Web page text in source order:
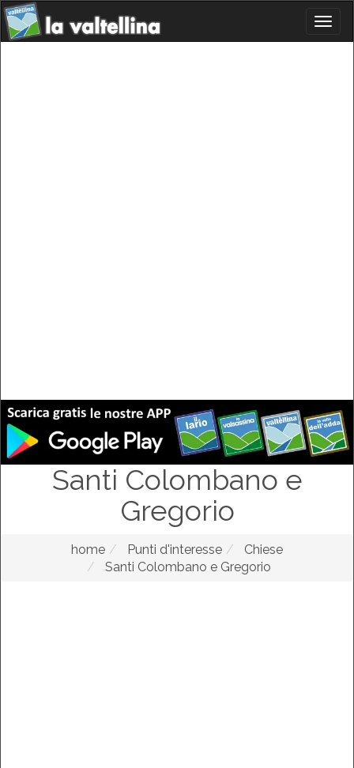
Santi Colombano e
Gregorio
home Punti d'interesse
Chiese
Santi Colombano e Gregorio